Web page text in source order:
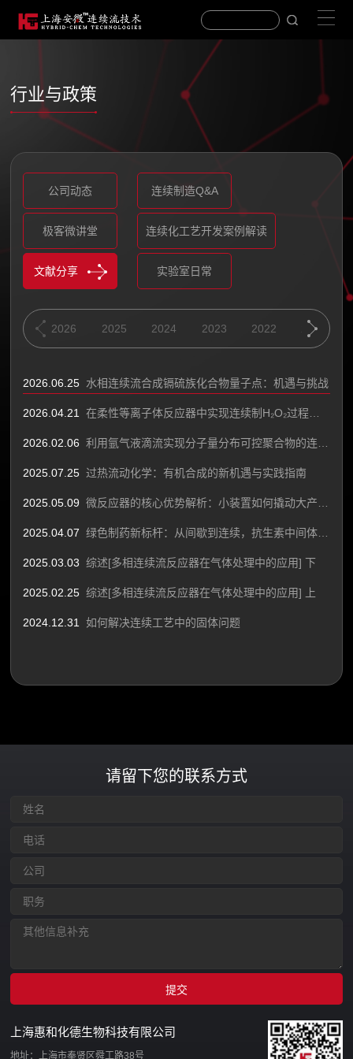
行业与政策
公司动态
2026 2025 2024 2023 2022 2021
连续制造Q&A
2025 2024 2023 2022 2021
极客微讲堂
2025 2024 2023 2022 2021
连续化工艺开发案例解读
2026 2025 2024 2023 2022 2021
文献分享
2026 2025 2024 2023 2022 2021
实验室日常
2026 2025 2024 2023 2022 2021
2026.06.25 水相连续流合成镉硫族化合物量子点：机遇与挑战
2026.04.21
2026.02.06
2025.07.25 过热流动化学：有机合成的新机遇与实践指南
2025.05.09
2025.04.07
2025.03.03 综述[多相连续流反应器在气体处理中的应用] 下
2025.02.25 综述[多相连续流反应器在气体处理中的应用] 上
2024.12.31 如何解决连续工艺中的固体问题
请留下您的联系方式
上海惠和化德生物科技有限公司
地址：上海市奉贤区舜工路38号